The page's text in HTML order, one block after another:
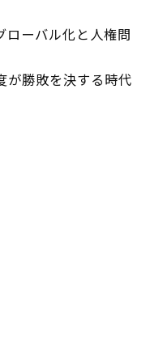
ローバル化と人権問
が勝敗を決する時代